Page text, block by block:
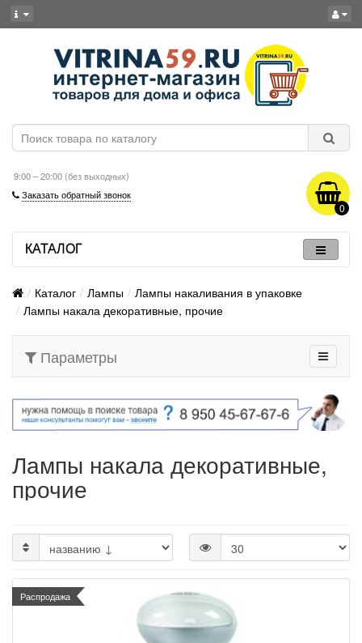
9:00 – 20:00 (без выходных)
Заказать обратный звонок
0
КАТАЛОГ
Каталог Лампы
Лампы накаливания в упаковке
Лампы накала декоративные, прочие
Параметры
Лампы накала декоративные,
прочие
Распродажа